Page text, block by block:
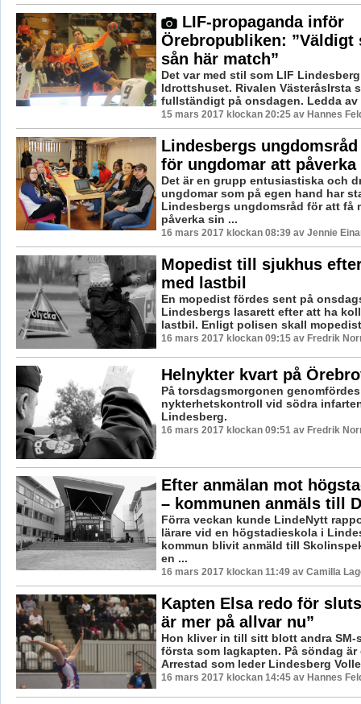
LIF-propaganda inför
Örebropubliken: ”Väldigt
sån här match”
Det var med stil som LIF
Idrottshuset. Rivalen VästeråsIrsta
fullständigt på onsdagen. Ledda av
15 mars 2017 klockan 20:25 av Hannes
Lindesbergs
för ungdomar att påverka
Det är en grupp entusiastiska och
ungdomar som på egen hand har
Lindesbergs ungdomsråd för att få
påverka sin ...
16 mars 2017 klockan 08:39 av Jennie
Mopedist till sjukhus
med lastbil
En mopedist fördes sent på
Lindesbergs lasarett efter att ha
lastbil. Enligt polisen skall
16 mars 2017 klockan 09:15 av Fredrik
Helnykter kvart på
På torsdagsmorgonen
nykterhetskontroll vid södra
Lindesberg.
16 mars 2017 klockan 09:51 av Fredrik
Efter anmälan mot
– kommunen anmäls till
Förra veckan kunde LindeNytt
lärare vid en högstadieskola i
kommun blivit anmäld till
en ...
16 mars 2017 klockan 11:49 av Camilla
Kapten Elsa redo för
är mer på allvar nu”
Hon kliver in till sitt blott andra SM-
första som lagkapten. På söndag är
Arrestad som leder Lindesberg
16 mars 2017 klockan 14:45 av Hannes